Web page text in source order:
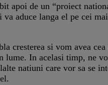
apoi de un “proiect
va aduce langa el pe cei
cresterea si vom avea
lume. In acelasi timp, ne
natiuni care vor sa se